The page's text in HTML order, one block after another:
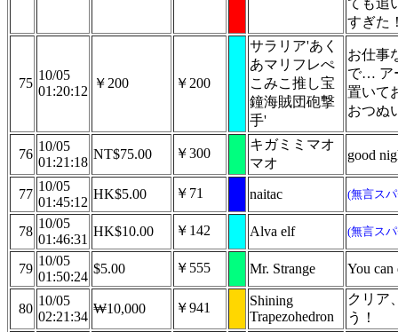
ても追
すぎた
75
10/05
01:20:12
￥200 ￥200
サラリア'あく
あマリフレぺ
こみこ推し宝
鐘海賊団砲撃
手'
お仕事
で… ア
置いて
おつぬ
76
10/05
01:21:18
NT$75.00 ￥300
キガミミマオ
マオ
good
77
10/05
01:45:12
HK$5.00 ￥71 naitac (無言ス
78
10/05
01:46:31
HK$10.00 ￥142 Alva elf (無言ス
79
10/05
01:50:24
$5.00 ￥555 Mr. Strange You can
80
10/05
02:21:34
₩10,000 ￥941
Shining
Trapezohedron
クリア
う！